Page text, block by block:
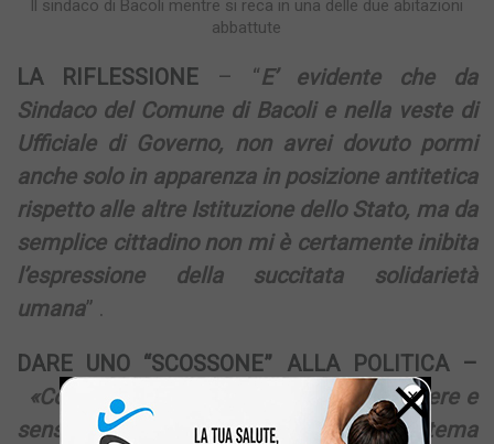
Il sindaco di Bacoli mentre si reca in una delle due abitazioni
abbattute
LA RIFLESSIONE – “E’ evidente che da
Sindaco del Comune di Bacoli e nella veste di
Ufficiale di Governo, non avrei dovuto pormi
anche solo in apparenza in posizione antitetica
rispetto alle altre Istituzione dello Stato, ma da
semplice cittadino non mi è certamente inibita
l’espressione della succitata solidarietà
umana” .
DARE UNO “SCOSSONE” ALLA POLITICA –
«Con le mie dimissioni intendevo smuovere e
sensibilizzare la politica sul delicato tema
×